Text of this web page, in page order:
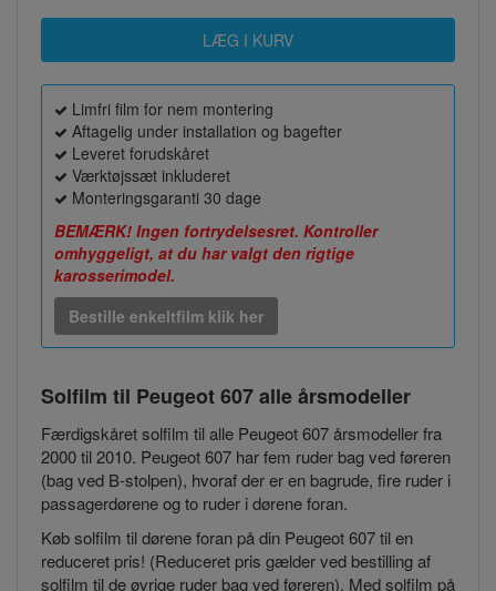
Limfri film for nem montering
Aftagelig under installation og bagefter
Leveret forudskåret
Værktøjssæt inkluderet
Monteringsgaranti 30 dage
BEMÆRK! Ingen fortrydelsesret. Kontroller
omhyggeligt, at du har valgt den rigtige
karosserimodel.
Bestille enkeltfilm klik her
Solfilm til Peugeot 607alle årsmodeller
Færdigskåret solfilm til alle Peugeot 607 årsmodeller fra
2000 til 2010. Peugeot 607 har fem ruder bag ved føreren
(bag ved B-stolpen), hvoraf der er en bagrude, fire ruder i
passagerdørene og to ruder i dørene foran.
Køb solfilm til dørene foran på din Peugeot 607 til en
reduceret pris! (Reduceret pris gælder ved bestilling af
solfilm til de øvrige ruder bag ved føreren). Med solfilm på